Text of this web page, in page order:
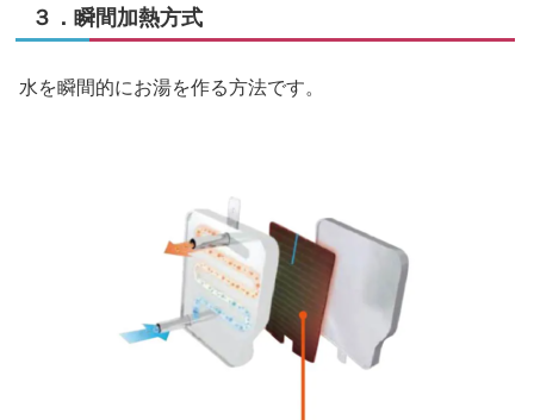
３．瞬間加熱方式
水を瞬間的にお湯を作る方法です。